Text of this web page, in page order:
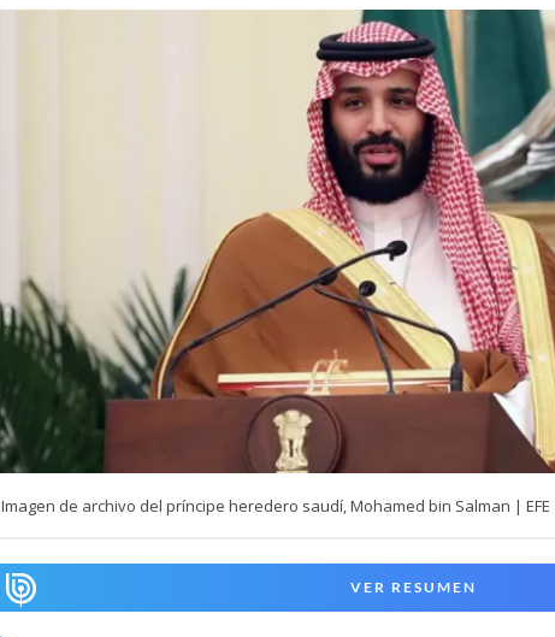
Imagen de archivo del príncipe heredero saudí, Mohamed bin Salman | EFE
VER RESUMEN